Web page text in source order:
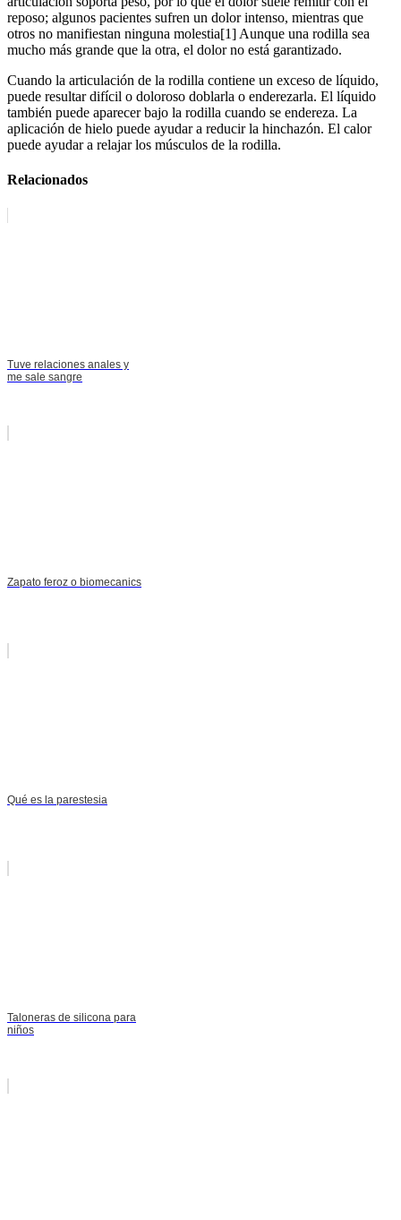
reposo; algunos pacientes sufren un dolor intenso, mientras que
otros no manifiestan ninguna molestia[1] Aunque una rodilla sea
mucho más grande que la otra, el dolor no está garantizado.
Cuando la articulación de la rodilla contiene un exceso de líquido,
puede resultar difícil o doloroso doblarla o enderezarla. El líquido
también puede aparecer bajo la rodilla cuando se endereza. La
aplicación de hielo puede ayudar a reducir la hinchazón. El calor
puede ayudar a relajar los músculos de la rodilla.
Relacionados
Tuve relaciones anales y
me sale sangre
Zapato feroz o biomecanics
Qué es la parestesia
Taloneras de silicona para
niños